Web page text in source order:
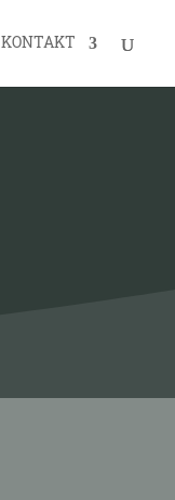
KONTAKT